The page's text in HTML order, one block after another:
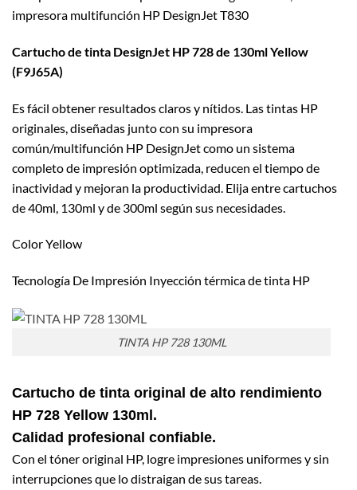
impresora multifunción HP DesignJet T830
Cartucho de tinta DesignJet HP 728 de 130ml Yellow
(F9J65A)
Es fácil obtener resultados claros y nítidos. Las tintas HP
originales, diseñadas junto con su impresora
común/multifunción HP DesignJet como un sistema
completo de impresión optimizada, reducen el tiempo de
inactividad y mejoran la productividad. Elija entre cartuchos
de 40ml, 130ml y de 300ml según sus necesidades.
Color Yellow
Tecnología De Impresión Inyección térmica de tinta HP
TINTA HP 728 130ML
Cartucho de tinta original de alto rendimiento
HP 728 Yellow 130ml.
Calidad profesional confiable.
Con el tóner original HP, logre impresiones uniformes y sin
interrupciones que lo distraigan de sus tareas.